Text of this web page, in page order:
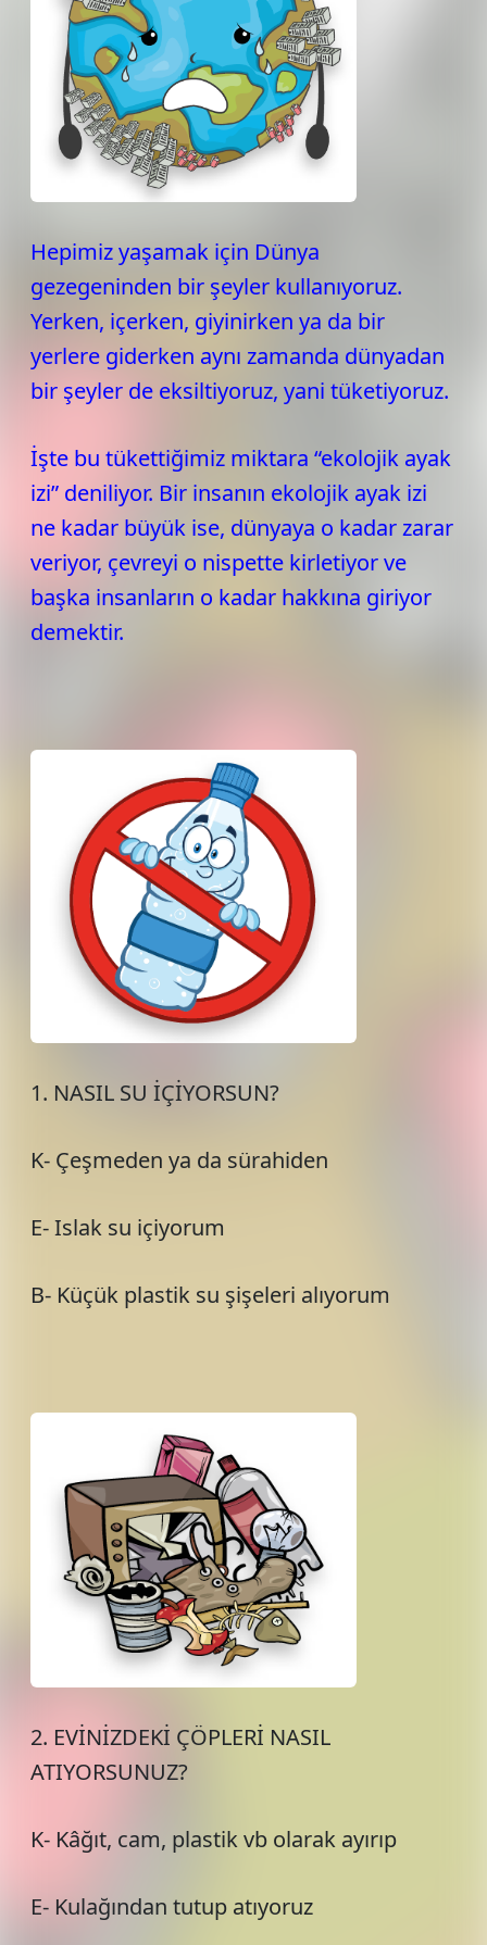
Hepimiz yaşamak için Dünya
gezegeninden bir şeyler kullanıyoruz.
Yerken, içerken, giyinirken ya da bir
yerlere giderken aynı zamanda dünyadan
bir şeyler de eksiltiyoruz, yani tüketiyoruz.
İşte bu tükettiğimiz miktara “ekolojik ayak
izi” deniliyor. Bir insanın ekolojik ayak izi
ne kadar büyük ise, dünyaya o kadar zarar
veriyor, çevreyi o nispette kirletiyor ve
başka insanların o kadar hakkına giriyor
demektir.
1. NASIL SU İÇİYORSUN?
K- Çeşmeden ya da sürahiden
E- Islak su içiyorum
B- Küçük plastik su şişeleri alıyorum
2. EVİNİZDEKİ ÇÖPLERİ NASIL
ATIYORSUNUZ?
K- Kâğıt, cam, plastik vb olarak ayırıp
E- Kulağından tutup atıyoruz